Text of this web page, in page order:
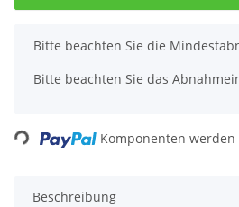
x
Bitte beachten Sie die
Bitte beachten Sie das
Loading... Komponenten werden
Beschreibung